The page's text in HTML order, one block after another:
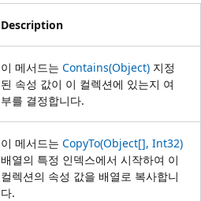
Description
이 메서드는 Contains(Object) 지정
된 속성 값이 이 컬렉션에 있는지 여
부를 결정합니다.
이 메서드는 CopyTo(Object[], Int32)
배열의 특정 인덱스에서 시작하여 이
컬렉션의 속성 값을 배열로 복사합니
다.